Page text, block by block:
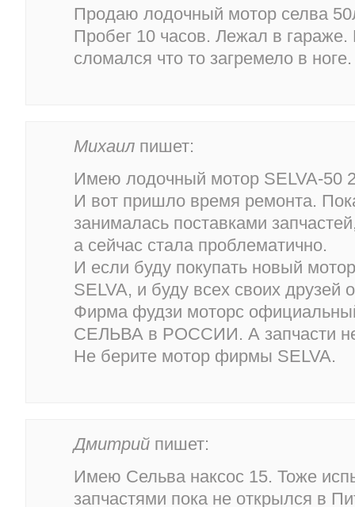
Продаю лодочный мотор селва
Пробег 10 часов. Лежал в
сломался что то загремело в
Михаил пишет:
Имею лодочный мотор SELVA-50
И вот пришло время ремонта.
занималась поставками
а сейчас стала проблематично.
И если буду покупать новый
SELVA, и буду всех своих друзей
Фирма фудзи моторс
СЕЛЬВА в РОССИИ. А запчасти не
Не берите мотор фирмы SELVA.
Дмитрий пишет:
Имею Сельва наксос 15. Тоже
запчастями пока не открылся в